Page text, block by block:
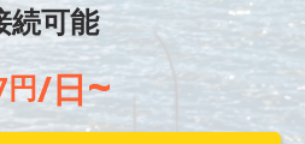
続可能
/日~